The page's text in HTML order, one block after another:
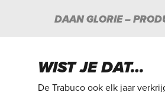
DAAN GLORIE –
WIST JE DAT…
De Trabuco ook elk jaar